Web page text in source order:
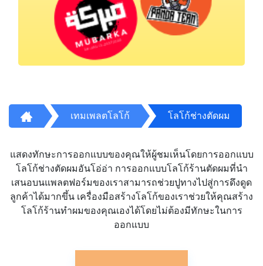
เทมเพลตโลโก้ โลโก้ช่างตัดผม
แสดงทักษะการออกแบบของคุณให้ผู้ชมเห็นโดยการออกแบบ
โลโก้ช่างตัดผมอันโอ่อ่า การออกแบบโลโก้ร้านตัดผมที่นำ
เสนอบนแพลตฟอร์มของเราสามารถช่วยปูทางไปสู่การดึงดูด
ลูกค้าได้มากขึ้น เครื่องมือสร้างโลโก้ของเราช่วยให้คุณสร้าง
โลโก้ร้านทำผมของคุณเองได้โดยไม่ต้องมีทักษะในการ
ออกแบบ